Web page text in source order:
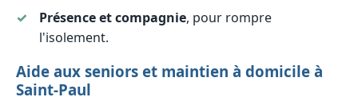
Présence et compagnie, pour rompre
l'isolement.
Aide aux seniors et maintien à domicile à
Saint-Paul